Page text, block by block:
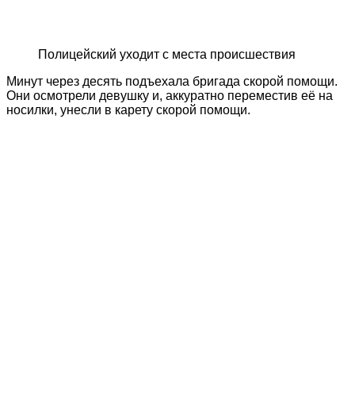
Полицейский уходит с места происшествия
Минут через десять подъехала бригада скорой помощи.
Они осмотрели девушку и, аккуратно переместив её на
носилки, унесли в карету скорой помощи.